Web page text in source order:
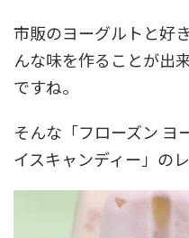
市販のヨーグルトと好
んな味を作ることが出
ですね。
そんな「フローズン ヨ
イスキャンディー」の